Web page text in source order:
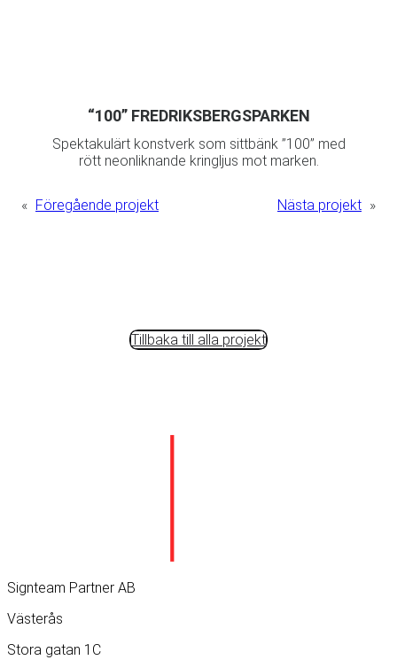
“100” FREDRIKSBERGSPARKEN
Spektakulärt konstverk som sittbänk ”100” med
rött neonliknande kringljus mot marken.
« Föregående projekt Nästa projekt »
Tillbaka till alla projekt
Signteam Partner AB
Västerås
Stora gatan 1C